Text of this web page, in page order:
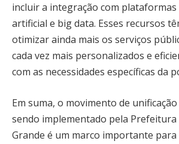
incluir a integração com
artificial e big data. Esses recursos
otimizar ainda mais os serviços
cada vez mais personalizados e
com as necessidades específicas da
Em suma, o movimento de
sendo implementado pela Prefeitura
Grande é um marco importante para